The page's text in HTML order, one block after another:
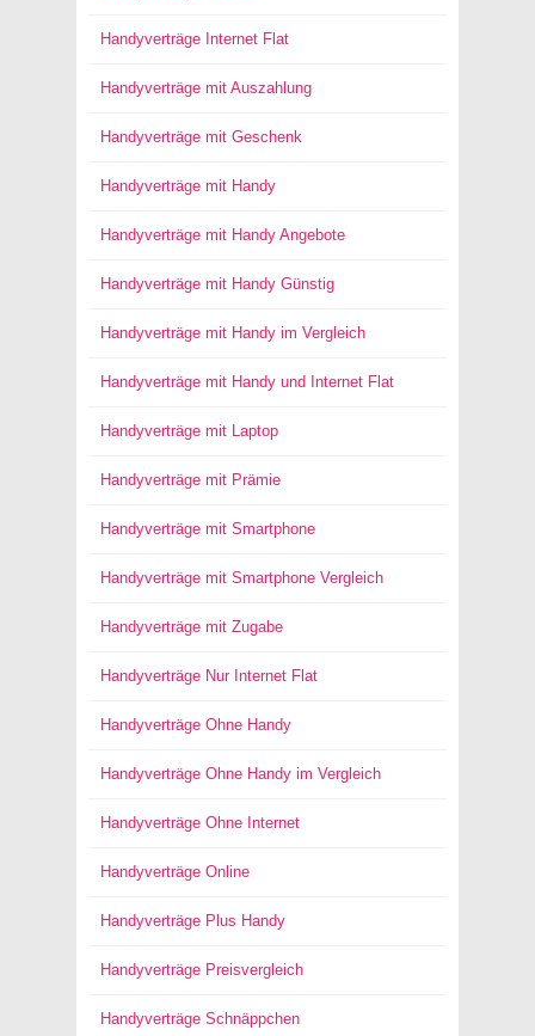
Handyverträge Internet Flat
Handyverträge mit Auszahlung
Handyverträge mit Geschenk
Handyverträge mit Handy
Handyverträge mit Handy Angebote
Handyverträge mit Handy Günstig
Handyverträge mit Handy im Vergleich
Handyverträge mit Handy und Internet Flat
Handyverträge mit Laptop
Handyverträge mit Prämie
Handyverträge mit Smartphone
Handyverträge mit Smartphone Vergleich
Handyverträge mit Zugabe
Handyverträge Nur Internet Flat
Handyverträge Ohne Handy
Handyverträge Ohne Handy im Vergleich
Handyverträge Ohne Internet
Handyverträge Online
Handyverträge Plus Handy
Handyverträge Preisvergleich
Handyverträge Schnäppchen